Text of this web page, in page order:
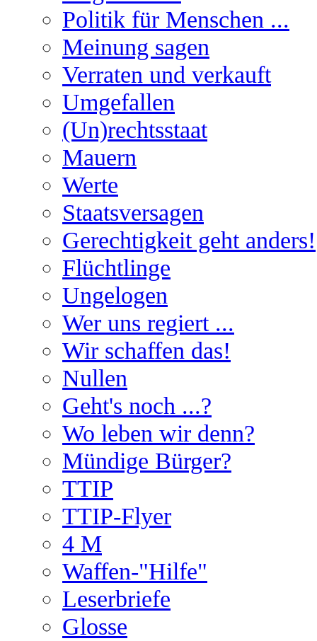
Politik für Menschen ...
Meinung sagen
Verraten und verkauft
Umgefallen
(Un)rechtsstaat
Mauern
Werte
Staatsversagen
Gerechtigkeit geht anders!
Flüchtlinge
Ungelogen
Wer uns regiert ...
Wir schaffen das!
Nullen
Geht's noch ...?
Wo leben wir denn?
Mündige Bürger?
TTIP
TTIP-Flyer
4 M
Waffen-"Hilfe"
Leserbriefe
Glosse